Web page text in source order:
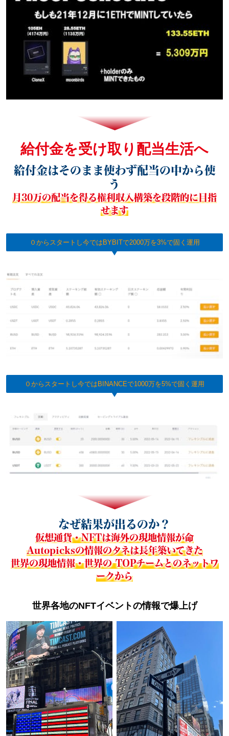
給付金を受け取り配当生活へ
給付金はそのまま使わず配当の中から使
う
月30万の配当を得る権利収入構築を段階的に目指
せます
０からスタートし今ではBYBITで2000万を3%で固く運用
０からスタートし今ではBINANCEで1000万を5%で固く運用
なぜ結果が出るのか？
仮想通貨・NFTは海外の現地情報が命
Autopicksの情報のタネは長年築いてきた
世界の現地情報・世界の TOPチームとのネットワ
ークから
世界各地のNFTイベントの情報で爆上げ